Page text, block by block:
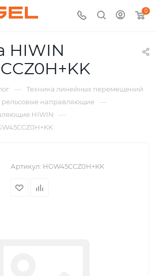
0
HIWIN
— Техника линейных перемещений
направляющие —
HIWIN —
Артикул: HGW45CCZ0H+KK